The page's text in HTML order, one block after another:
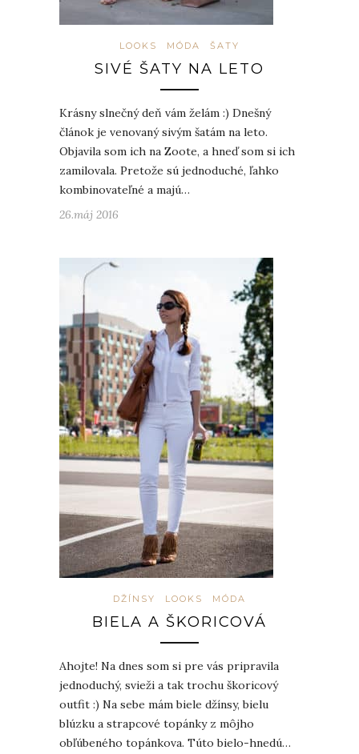
LOOKS MÓDA ŠATY
SIVÉ ŠATY NA LETO
Krásny slnečný deň vám želám :) Dnešný
článok je venovaný sivým šatám na leto.
Objavila som ich na Zoote, a hneď som si ich
zamilovala. Pretože sú jednoduché, ľahko
kombinovateľné a majú…
26.máj 2016
DŽÍNSY LOOKS MÓDA
BIELA A ŠKORICOVÁ
Ahojte! Na dnes som si pre vás pripravila
jednoduchý, svieži a tak trochu škoricový
outfit :) Na sebe mám biele džínsy, bielu
blúzku a strapcové topánky z môjho
obľúbeného topánkova. Túto bielo-hnedú…